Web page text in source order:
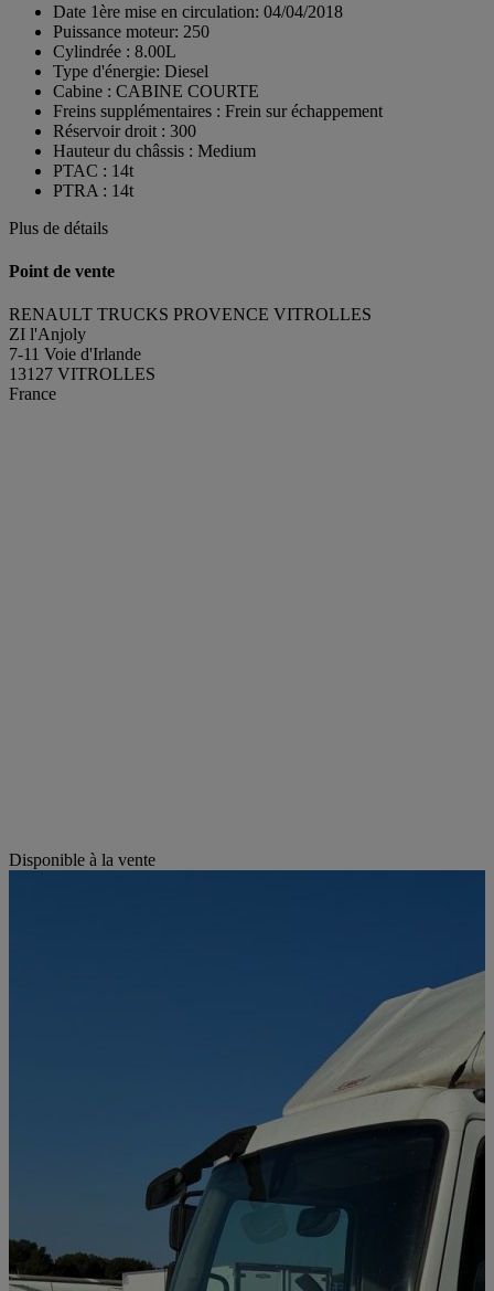
Date 1ère mise en circulation: 04/04/2018
Puissance moteur: 250
Cylindrée : 8.00L
Type d'énergie: Diesel
Cabine : CABINE COURTE
Freins supplémentaires : Frein sur échappement
Réservoir droit : 300
Hauteur du châssis : Medium
PTAC : 14t
PTRA : 14t
Plus de détails
Point de vente
RENAULT TRUCKS PROVENCE VITROLLES
ZI l'Anjoly
7-11 Voie d'Irlande
13127 VITROLLES
France
Disponible à la vente